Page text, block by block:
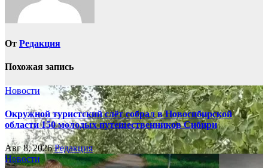
От Редакция
Похожая запись
Новости
Окружной туристский слёт собрал в Новосибирской
области 150 молодых путешественников Сибири
Авг 8, 2026Редакция
Новости